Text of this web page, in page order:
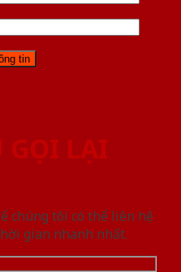
GỌI LẠI
chúng tôi có thể liên hệ
gian nhanh nhất.